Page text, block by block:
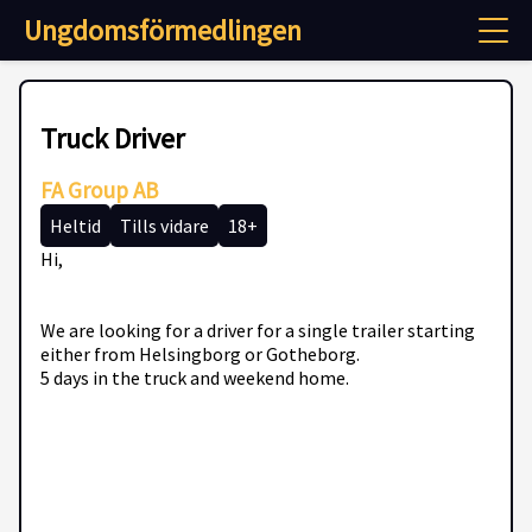
Ungdomsförmedlingen
Truck Driver
FA Group AB
Heltid Tills vidare
18+
Hi,
We are looking for a driver for a single trailer starting
either from Helsingborg or Gotheborg.
5 days in the truck and weekend home.